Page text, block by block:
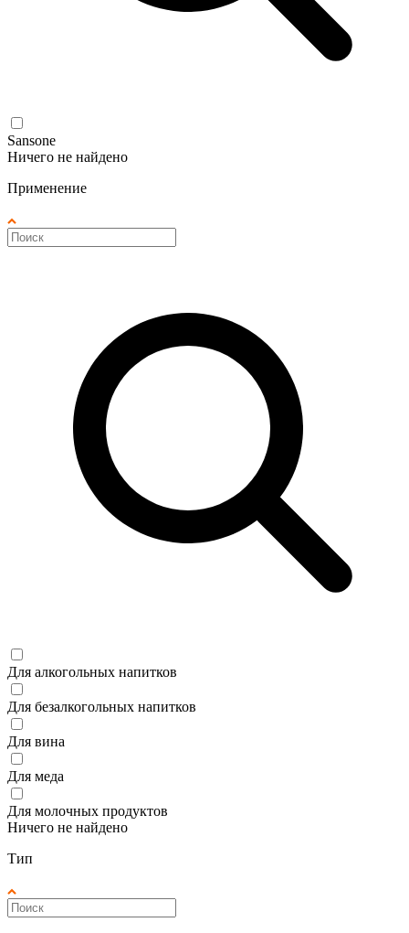
Sansone
Ничего не найдено
Применение
Для алкогольных напитков
Для безалкогольных напитков
Для вина
Для меда
Для молочных продуктов
Ничего не найдено
Тип